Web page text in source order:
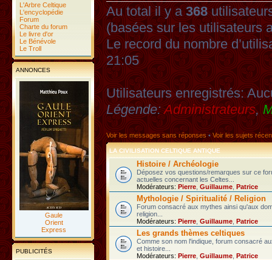
L'Arbre Celtique
L'encyclopédie
Forum
Charte du forum
Le livre d'or
Le Bénévole
Le Troll
ANNONCES
Gaule
Orient
Express
PUBLICITÉS
Au total il y a368
(basées sur les utilisateurs
Le record du nombre
21:05
Utilisateurs enregistrés:
Légende:Administrateurs,
Voir les messages sans réponses•Voir les sujets
LA CIVILISATION CELTIQUE ANTIQUE
Histoire / Archéologie
Déposez vos questions/remarques sur ce
actuelles concernant les Celtes...
Modérateurs: Pierre Guillaume Patrice
Mythologie / Spiritualité / Religion
Forum consacré aux mythes ainsi qu'aux
religion...
Modérateurs: Pierre Guillaume Patrice
Les grands thèmes celtiques
Comme son nom l'indique, forum consacré
et histoire...
Modérateurs: Pierre Guillaume Patrice